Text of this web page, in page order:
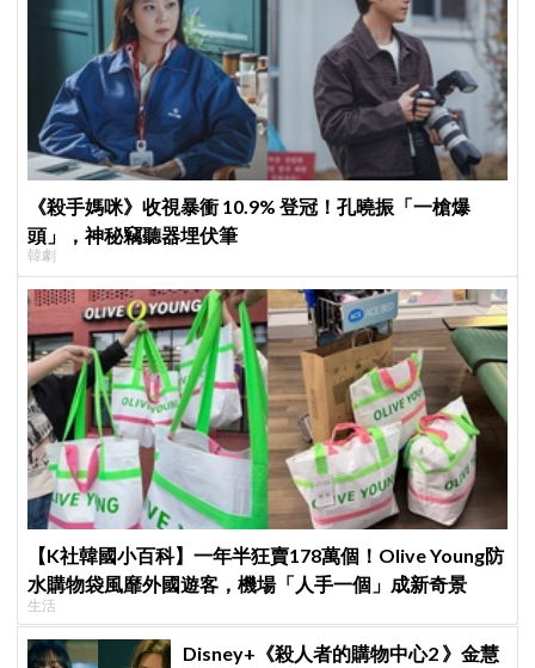
《殺手媽咪》收視暴衝 10.9% 登冠！孔曉振「一槍爆
頭」，神秘竊聽器埋伏筆
韓劇
【K社韓國小百科】一年半狂賣178萬個！Olive Young防
水購物袋風靡外國遊客，機場「人手一個」成新奇景
生活
Disney+《殺人者的購物中心2 》金慧